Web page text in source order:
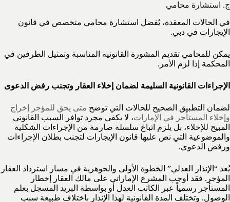
ج. استشارة محامي
في الحالات المعقدة، يُفضل استشارة محامي متخصص في قانون
الإيجارات في دبي.
يمكن للمحامي تقديم المشورة القانونية المناسبة وتمثيل الطرفين في
المحكمة إذا لزم الأمر.
الإجراءات القانونية السليمة لضمان إخلاء العقار وتجنب رفض الدعوى
لضمان التطبيق الصحيح للحالات التي توضح متى يحق للمؤجر إخراج
وإخلاء المستأجر في الإمارات، لا يكفي مجرد توافر السبب القانوني
المبيح للإخلاء، بل يلزم اتباع سلسلة صارمة من الإجراءات الشكلية
والموضوعية التي نص عليها قانون الإيجارات لتجنب بطلان الإجراءات
ورفض الدعوى.
يُعد “الإنذار العدلي” الخطوة الأولى والجوهرية في مسار استرداد العقار
المؤجر. فقد أوجب المشرع الإماراتي على مالك العقار إخطار
المستأجر رسمياً عبر الكاتب العدل أو بواسطة البريد المسجل بعلم
الوصول. وتختلف المدة القانونية لهذا الإنذار باختلاف طبيعة سبب